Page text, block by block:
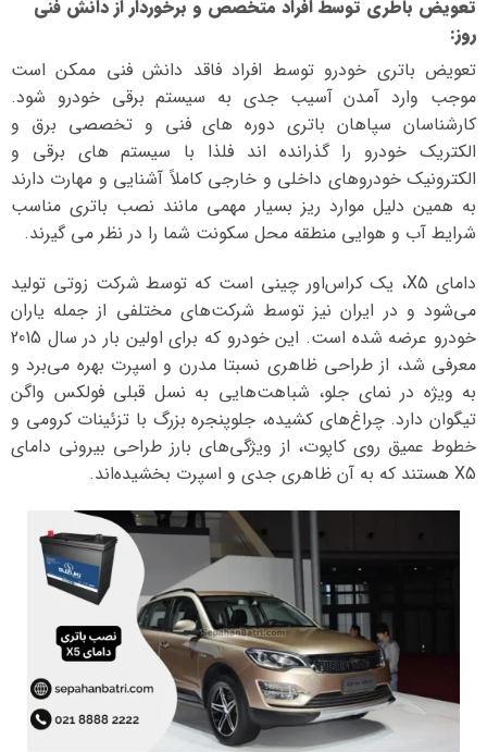
تعویض باطری توسط افراد متخصص و برخوردار از دانش فنی
روز:
تعویض باتری خودرو توسط افراد فاقد دانش فنی ممکن است
موجب وارد آمدن آسیب جدی به سیستم برقی خودرو شود.
کارشناسان سپاهان باتری دوره های فنی و تخصصی برق و
الکتریک خودرو را گذرانده اند فلذا با سیستم های برقی و
الکترونیک خودروهای داخلی و خارجی کاملاً آشنایی و مهارت دارند
به همین دلیل موارد ریز بسیار مهمی مانند نصب باتری مناسب
شرایط آب و هوایی منطقه محل سکونت شما را در نظر می گیرند.
دامای X5، یک کراس‌اور چینی است که توسط شرکت زوتی تولید
می‌شود و در ایران نیز توسط شرکت‌های مختلفی از جمله یاران
خودرو عرضه شده است. این خودرو که برای اولین بار در سال 2015
معرفی شد، از طراحی ظاهری نسبتا مدرن و اسپرت بهره می‌برد و
به ویژه در نمای جلو، شباهت‌هایی به نسل قبلی فولکس واگن
تیگوان دارد. چراغ‌های کشیده، جلوپنجره بزرگ با تزئینات کرومی و
خطوط عمیق روی کاپوت، از ویژگی‌های بارز طراحی بیرونی دامای
X5 هستند که به آن ظاهری جدی و اسپرت بخشیده‌اند.